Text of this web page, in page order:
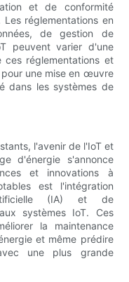
et de conformité
réglementations en
de gestion de
peuvent varier d'une
réglementations et
une mise en œuvre
dans les systèmes de
l'avenir de l'IoT et
d'énergie s'annonce
et innovations à
est l'intégration
(IA) et de
systèmes IoT. Ces
la maintenance
et même prédire
une plus grande